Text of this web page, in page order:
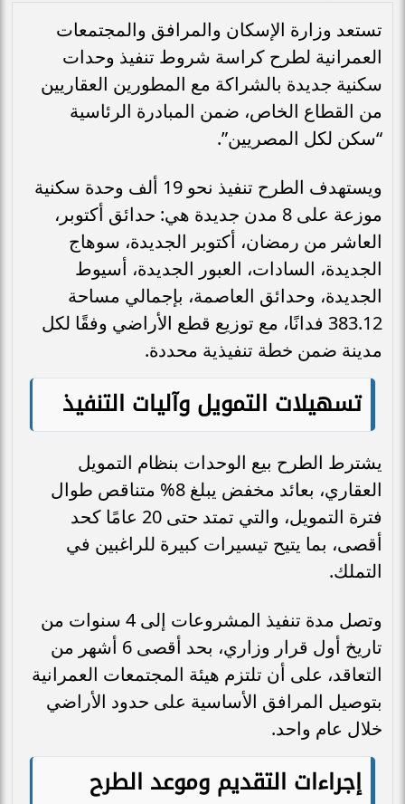
تستعد وزارة الإسكان والمرافق والمجتمعات
العمرانية لطرح كراسة شروط تنفيذ وحدات
سكنية جديدة بالشراكة مع المطورين العقاريين
من القطاع الخاص، ضمن المبادرة الرئاسية
“سكن لكل المصريين”.
ويستهدف الطرح تنفيذ نحو 19 ألف وحدة سكنية
موزعة على 8 مدن جديدة هي: حدائق أكتوبر،
العاشر من رمضان، أكتوبر الجديدة، سوهاج
الجديدة، السادات، العبور الجديدة، أسيوط
الجديدة، وحدائق العاصمة، بإجمالي مساحة
383.12 فدانًا، مع توزيع قطع الأراضي وفقًا لكل
مدينة ضمن خطة تنفيذية محددة.
تسهيلات التمويل وآليات التنفيذ
يشترط الطرح بيع الوحدات بنظام التمويل
العقاري، بعائد مخفض يبلغ 8% متناقص طوال
فترة التمويل، والتي تمتد حتى 20 عامًا كحد
أقصى، بما يتيح تيسيرات كبيرة للراغبين في
التملك.
وتصل مدة تنفيذ المشروعات إلى 4 سنوات من
تاريخ أول قرار وزاري، بحد أقصى 6 أشهر من
التعاقد، على أن تلتزم هيئة المجتمعات العمرانية
بتوصيل المرافق الأساسية على حدود الأراضي
خلال عام واحد.
إجراءات التقديم وموعد الطرح